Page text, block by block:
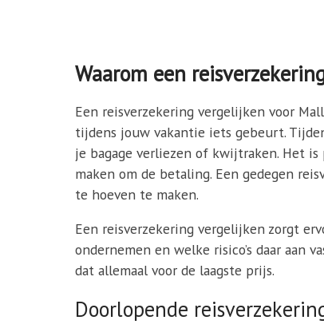
Waarom een
Een reisverzekering vergelijken voor
tijdens jouw vakantie iets gebeurt.
je bagage verliezen of kwijtraken. Het
maken om de betaling. Een gedegen
te hoeven te maken.
Een reisverzekering vergelijken zorgt
ondernemen en welke risico’s daar aan
dat allemaal voor de laagste prijs.
Doorlopende